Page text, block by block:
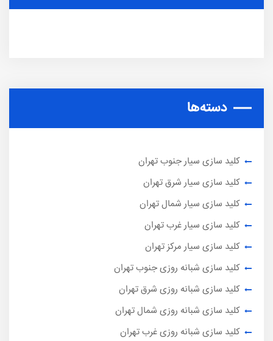
دسته‌ها
کلید سازی سیار جنوب تهران
کلید سازی سیار شرق تهران
کلید سازی سیار شمال تهران
کلید سازی سیار غرب تهران
کلید سازی سیار مرکز تهران
کلید سازی شبانه روزی جنوب تهران
کلید سازی شبانه روزی شرق تهران
کلید سازی شبانه روزی شمال تهران
کلید سازی شبانه روزی غرب تهران